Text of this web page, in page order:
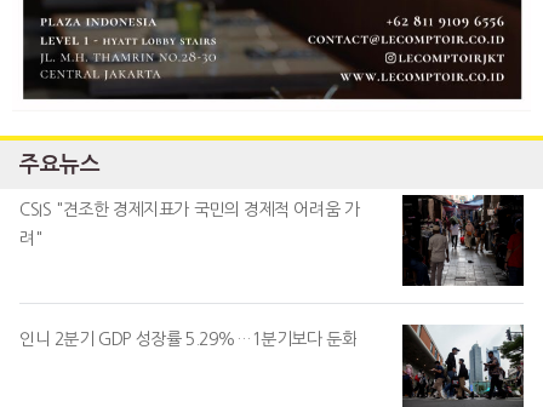
주요뉴스
CSIS "견조한 경제지표가 국민의 경제적 어려움 가
려"
인니 2분기 GDP 성장률 5.29%…1분기보다 둔화